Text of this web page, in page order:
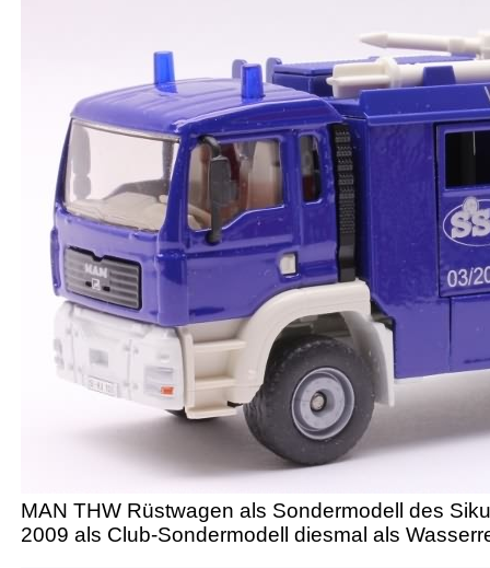
MAN THW Rüstwagen als Sondermodell des
2009 als Club-Sondermodell diesmal als